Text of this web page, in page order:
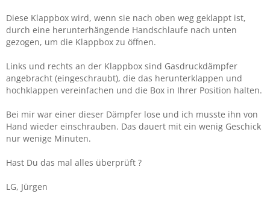
Diese Klappbox wird, wenn sie nach oben weg geklappt ist,
durch eine herunterhängende Handschlaufe nach unten
gezogen, um die Klappbox zu öffnen.
Links und rechts an der Klappbox sind Gasdruckdämpfer
angebracht (eingeschraubt), die das herunterklappen und
hochklappen vereinfachen und die Box in Ihrer Position halten.
Bei mir war einer dieser Dämpfer lose und ich musste ihn von
Hand wieder einschrauben. Das dauert mit ein wenig Geschick
nur wenige Minuten.
Hast Du das mal alles überprüft ?
LG, Jürgen